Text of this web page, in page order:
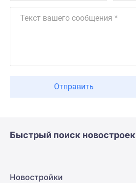
Отправить
Быстрый поиск новостроек
Новостройки